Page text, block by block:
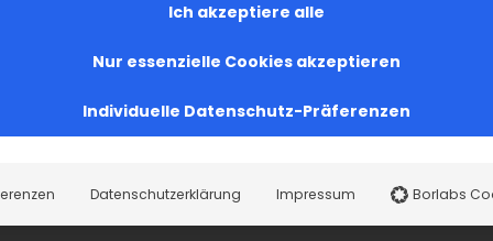
Ich akzeptiere alle
Nur essenzielle Cookies akzeptieren
Individuelle Datenschutz-Präferenzen
Datenschutzerklärung Impressum Borlabs